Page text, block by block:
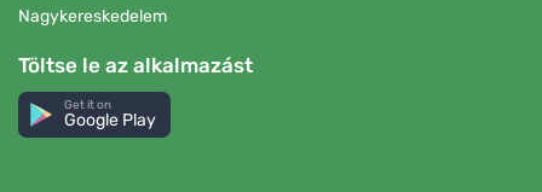
Nagykereskedelem
Töltse le az alkalmazást
Get it on
Google Play